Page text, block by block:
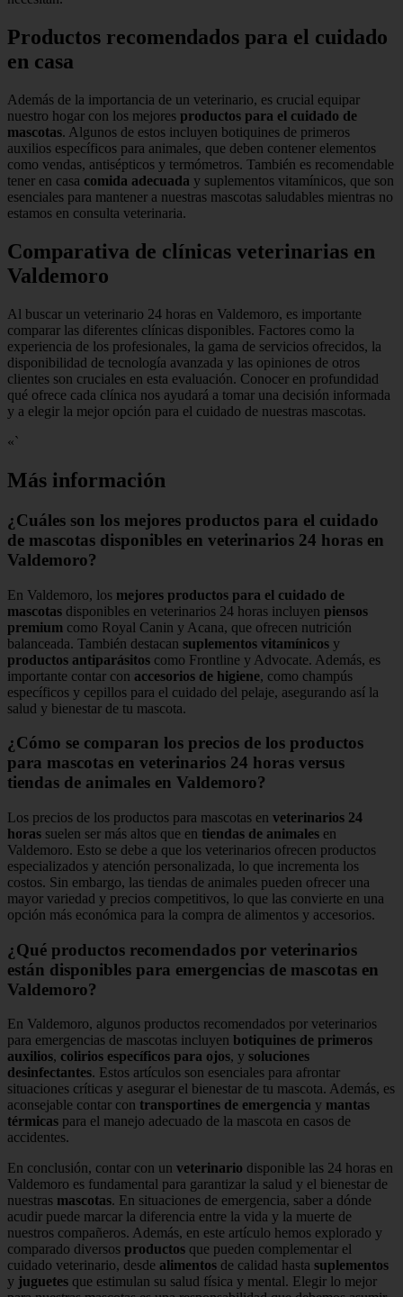
Productos recomendados para el cuidado
en casa
Además de la importancia de un veterinario, es crucial equipar
nuestro hogar con los mejores productos para el cuidado de
mascotas. Algunos de estos incluyen botiquines de primeros
auxilios específicos para animales, que deben contener elementos
como vendas, antisépticos y termómetros. También es recomendable
tener en casa comida adecuada y suplementos vitamínicos, que son
esenciales para mantener a nuestras mascotas saludables mientras no
estamos en consulta veterinaria.
Comparativa de clínicas veterinarias en
Valdemoro
Al buscar un veterinario 24 horas en Valdemoro, es importante
comparar las diferentes clínicas disponibles. Factores como la
experiencia de los profesionales, la gama de servicios ofrecidos, la
disponibilidad de tecnología avanzada y las opiniones de otros
clientes son cruciales en esta evaluación. Conocer en profundidad
qué ofrece cada clínica nos ayudará a tomar una decisión informada
y a elegir la mejor opción para el cuidado de nuestras mascotas.
«`
Más información
¿Cuáles son los mejores productos para el cuidado
de mascotas disponibles en veterinarios 24 horas en
Valdemoro?
En Valdemoro, los mejores productos para el cuidado de
mascotas disponibles en veterinarios 24 horas incluyen piensos
premium como Royal Canin y Acana, que ofrecen nutrición
balanceada. También destacan suplementos vitamínicos y
productos antiparásitos como Frontline y Advocate. Además, es
importante contar con accesorios de higiene, como champús
específicos y cepillos para el cuidado del pelaje, asegurando así la
salud y bienestar de tu mascota.
¿Cómo se comparan los precios de los productos
para mascotas en veterinarios 24 horas versus
tiendas de animales en Valdemoro?
Los precios de los productos para mascotas en veterinarios 24
horas suelen ser más altos que en tiendas de animales en
Valdemoro. Esto se debe a que los veterinarios ofrecen productos
especializados y atención personalizada, lo que incrementa los
costos. Sin embargo, las tiendas de animales pueden ofrecer una
mayor variedad y precios competitivos, lo que las convierte en una
opción más económica para la compra de alimentos y accesorios.
¿Qué productos recomendados por veterinarios
están disponibles para emergencias de mascotas en
Valdemoro?
En Valdemoro, algunos productos recomendados por veterinarios
para emergencias de mascotas incluyen botiquines de primeros
auxilios, colirios específicos para ojos, y soluciones
desinfectantes. Estos artículos son esenciales para afrontar
situaciones críticas y asegurar el bienestar de tu mascota. Además, es
aconsejable contar con transportines de emergencia y mantas
térmicas para el manejo adecuado de la mascota en casos de
accidentes.
En conclusión, contar con un veterinario disponible las 24 horas en
Valdemoro es fundamental para garantizar la salud y el bienestar de
nuestras mascotas. En situaciones de emergencia, saber a dónde
acudir puede marcar la diferencia entre la vida y la muerte de
nuestros compañeros. Además, en este artículo hemos explorado y
comparado diversos productos que pueden complementar el
cuidado veterinario, desde alimentos de calidad hasta suplementos
y juguetes que estimulan su salud física y mental. Elegir lo mejor